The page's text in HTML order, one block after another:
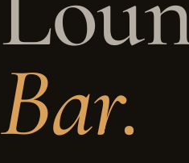
Bar.